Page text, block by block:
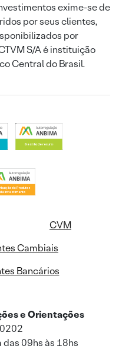
exime-se de
por seus clientes,
por
S/A é instituição
Central do Brasil.
CVM
Cambiais
Bancários
e Orientações
das 09hs às 18hs